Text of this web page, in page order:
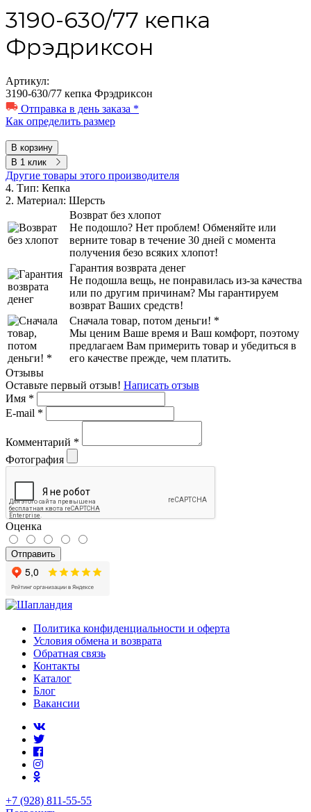
3190-630/77 кепка
Фрэдриксон
Артикул:
3190-630/77 кепка Фрэдриксон
Отправка в день заказа *
Как определить размер
В корзину
В 1 клик
Другие товары этого производителя
4. Тип: Кепка
2. Материал: Шерсть
Возврат без хлопот
Не подошло? Нет проблем! Обменяйте или
верните товар в течение 30 дней с момента
получения безо всяких хлопот!
Гарантия возврата денег
Не подошла вещь, не понравилась из-за качества
или по другим причинам? Мы гарантируем
возврат Ваших средств!
Сначала товар, потом деньги! *
Мы ценим Ваше время и Ваш комфорт, поэтому
предлагаем Вам примерить товар и убедиться в
его качестве прежде, чем платить.
Отзывы
Оставьте первый отзыв! Написать отзыв
Имя *
E-mail *
Комментарий *
Фотография
Оценка
Отправить
Политика конфиденциальности и оферта
Условия обмена и возврата
Обратная связь
Контакты
Каталог
Блог
Вакансии
+7 (928) 811-55-55